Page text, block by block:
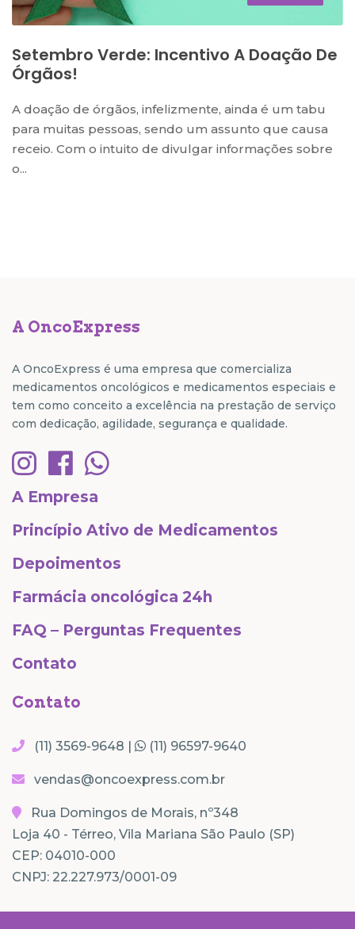
Setembro Verde: Incentivo A Doação De
Órgãos!
A doação de órgãos, infelizmente, ainda é um tabu
para muitas pessoas, sendo um assunto que causa
receio. Com o intuito de divulgar informações sobre
o...
A OncoExpress
A OncoExpress é uma empresa que comercializa
medicamentos oncológicos e medicamentos especiais e
tem como conceito a excelência na prestação de serviço
com dedicação, agilidade, segurança e qualidade.
A Empresa
Princípio Ativo de Medicamentos
Depoimentos
Farmácia oncológica 24h
FAQ – Perguntas Frequentes
Contato
Contato
(11) 3569-9648 | (11) 96597-9640
vendas@oncoexpress.com.br
Rua Domingos de Morais, nº348
Loja 40 - Térreo, Vila Mariana São Paulo (SP)
CEP: 04010-000
CNPJ: 22.227.973/0001-09